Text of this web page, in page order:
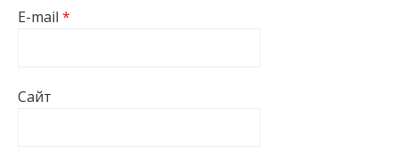
E-mail *
Сайт